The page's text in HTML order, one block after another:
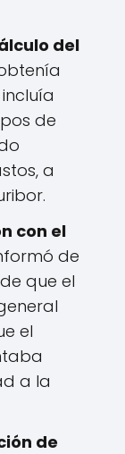
del
de
a
con el
de
que el
el
a la
de